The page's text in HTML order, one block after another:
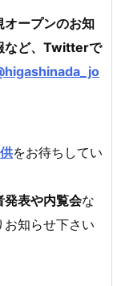
オープンのお知
など、Twitterで
higashinada_jo
をお待ちしてい
発表や内覧会な
お知らせ下さい